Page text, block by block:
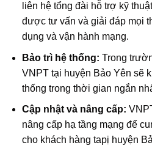
liên hệ tổng đài hỗ trợ kỹ
được tư vấn và giải đáp mọi
dụng và vận hành mạng.
Bảo trì hệ thống: Trong
VNPT tại huyện Bảo Yên sẽ
thống trong thời gian ngắn
Cập nhật và nâng cấp:
nâng cấp hạ tầng mạng để
cho khách hàng tapị huyện